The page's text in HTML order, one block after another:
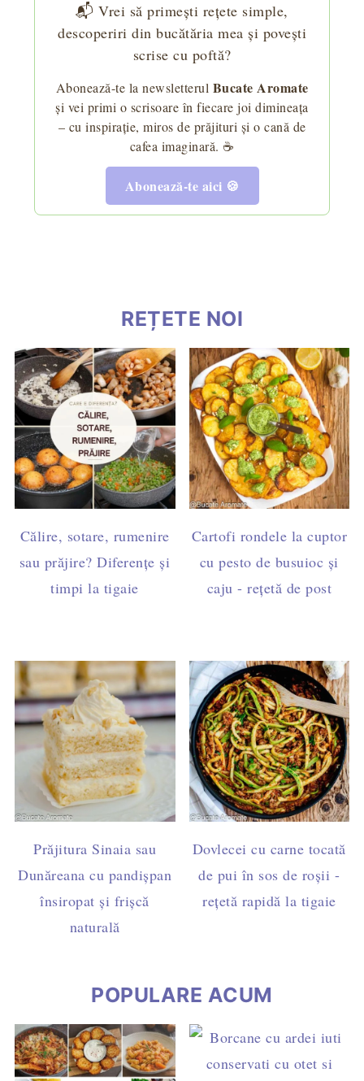
📬 Vrei să primești rețete simple,
descoperiri din bucătăria mea și povești
scrise cu poftă?
Abonează-te la newsletterul Bucate Aromate
și vei primi o scrisoare în fiecare joi dimineața
– cu inspirație, miros de prăjituri și o cană de
cafea imaginară. ☕
Abonează-te aici 🍪
REȚETE NOI
Călire, sotare, rumenire
sau prăjire? Diferențe și
timpi la tigaie
Cartofi rondele la cuptor
cu pesto de busuioc și
caju - rețetă de post
Prăjitura Sinaia sau
Dunăreana cu pandișpan
însiropat și frișcă
naturală
Dovlecei cu carne tocată
de pui în sos de roșii -
rețetă rapidă la tigaie
POPULARE ACUM